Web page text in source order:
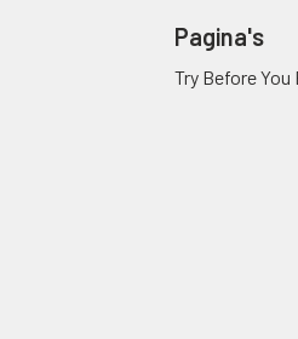
Pagina's
Try Before You